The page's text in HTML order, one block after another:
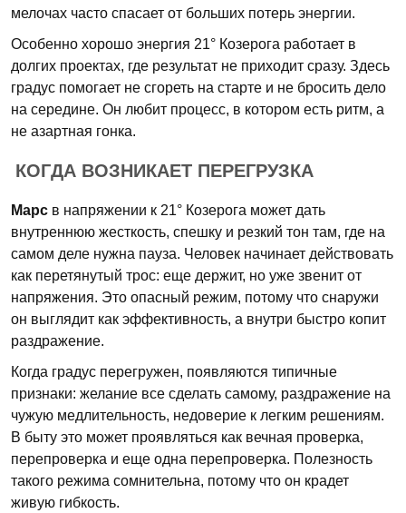
мелочах часто спасает от больших потерь энергии.
Особенно хорошо энергия 21° Козерога работает в
долгих проектах, где результат не приходит сразу. Здесь
градус помогает не сгореть на старте и не бросить дело
на середине. Он любит процесс, в котором есть ритм, а
не азартная гонка.
КОГДА ВОЗНИКАЕТ ПЕРЕГРУЗКА
Марс в напряжении к 21° Козерога может дать
внутреннюю жесткость, спешку и резкий тон там, где на
самом деле нужна пауза. Человек начинает действовать
как перетянутый трос: еще держит, но уже звенит от
напряжения. Это опасный режим, потому что снаружи
он выглядит как эффективность, а внутри быстро копит
раздражение.
Когда градус перегружен, появляются типичные
признаки: желание все сделать самому, раздражение на
чужую медлительность, недоверие к легким решениям.
В быту это может проявляться как вечная проверка,
перепроверка и еще одна перепроверка. Полезность
такого режима сомнительна, потому что он крадет
живую гибкость.